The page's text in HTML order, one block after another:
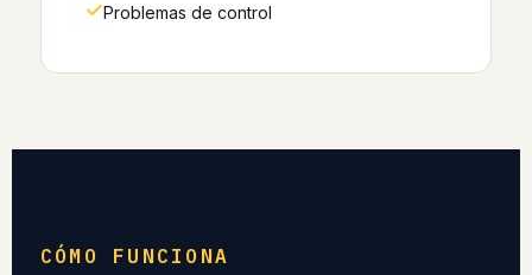
Problemas de control
CÓMO FUNCIONA